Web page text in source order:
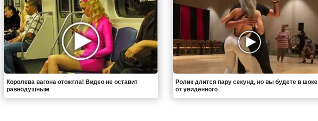
Королева вагона отожгла! Видео не оставит
равнодушным
Ролик длится пару секунд, но вы будете в шоке
от увиденного